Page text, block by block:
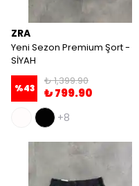
ZRA
Yeni Sezon Premium Şort -
SİYAH
%43
₺ 1,399.90
₺ 799.90
+8